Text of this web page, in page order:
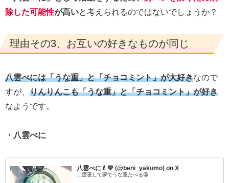
除した可能性が高いと考えられるのではないでしょうか？
理由その3、お互いの好きなものが同じ
八雲べには「うな重」と「チョコミント」が大好きなので
すが、 りんりんこも「うな重」と「チョコミント」が好き
なようです。
・八雲べに
八雲べに💄💚 (@beni_yakumo) on X
二度寝して夢でうな重たべる😪